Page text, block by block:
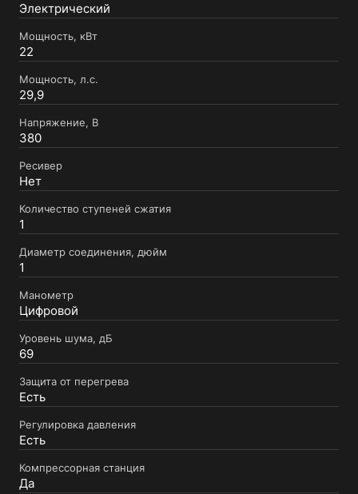
Электрический
Мощность, кВт
22
Мощность, л.с.
29,9
Напряжение, В
380
Ресивер
Нет
Количество ступеней сжатия
1
Диаметр соединения, дюйм
1
Манометр
Цифровой
Уровень шума, дБ
69
Защита от перегрева
Есть
Регулировка давления
Есть
Компрессорная станция
Да